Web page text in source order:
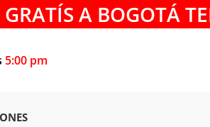
A BOGOTÁ
5:00 pm